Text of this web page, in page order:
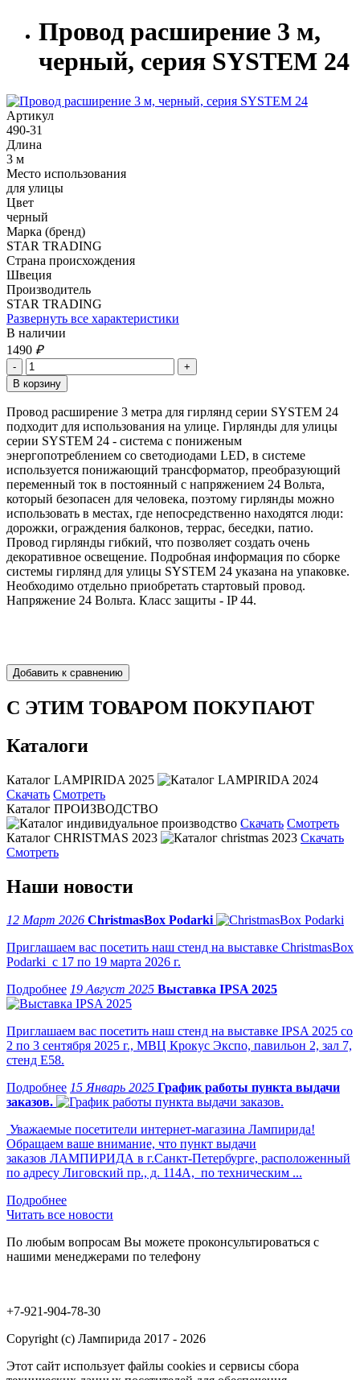
Провод расширение 3 м,
черный, серия SYSTEM 24
Артикул
490-31
Длина
3 м
Место использования
для улицы
Цвет
черный
Марка (бренд)
STAR TRADING
Страна происхождения
Швеция
Производитель
STAR TRADING
Развернуть все характеристики
В наличии
1490 ₽
Провод расширение 3 метра для гирлянд серии SYSTEM 24
подходит для использования на улице. Гирлянды для улицы
серии SYSTEM 24 - система с пониженым
энергопотреблением со светодиодами LED, в системе
используется понижающий трансформатор, преобразующий
переменный ток в постоянный с напряжением 24 Вольта,
который безопасен для человека, поэтому гирлянды можно
использовать в местах, где непосредственно находятся люди:
дорожки, ограждения балконов, террас, беседки, патио.
Провод гирлянды гибкий, что позволяет создать очень
декоративное освещение. Подробная информация по сборке
системы гирлянд для улицы SYSTEM 24 указана на упаковке.
Необходимо отдельно приобретать стартовый провод.
Напряжение 24 Вольта. Класс защиты - IP 44.
С ЭТИМ ТОВАРОМ ПОКУПАЮТ
Каталоги
Каталог LAMPIRIDA 2025
Скачать Смотреть
Каталог ПРОИЗВОДСТВО
Скачать Смотреть
Каталог CHRISTMAS 2023
Скачать
Смотреть
Наши новости
12 Март 2026 ChristmasBox Podarki
Приглашаем вас посетить наш стенд на выставке ChristmasBox
Podarki с 17 по 19 марта 2026 г.
19 Август 2025 Выставка IPSA 2025
Приглашаем вас посетить наш стенд на выставке IPSA 2025 со
2 по 3 сентября 2025 г., МВЦ Крокус Экспо, павильон 2, зал 7,
стенд Е58.
15 Январь 2025 График работы пункта выдачи
заказов.
Уважаемые посетители интернет-магазина Лампирида!
Обращаем ваше внимание, что пункт выдачи
заказов ЛАМПИРИДА в г.Санкт-Петербурге, расположенный
по адресу Лиговский пр., д. 114А, по техническим ...
Читать все новости
По любым вопросам Вы можете проконсультироваться с
нашими менеджерами по телефону
+7-921-904-78-30
Copyright (c) Лампирида 2017 - 2026
Этот сайт использует файлы cookies и сервисы сбора